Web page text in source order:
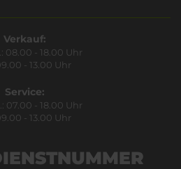
Verkauf:
08.00 - 18.00 Uhr
- 13.00 Uhr
Service:
07.00 - 18.00 Uhr
- 13.00 Uhr